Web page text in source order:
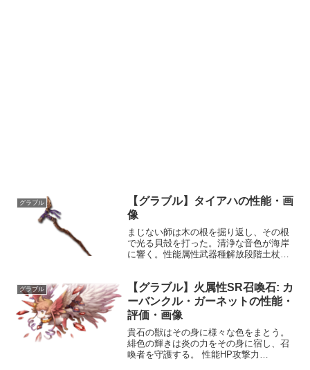
グラブル
【グラブル】タイアハの性能・画
像
まじない師は木の根を掘り返し、その根
で光る貝殻を打った。清浄な音色が海岸
に響く。性能属性武器種解放段階土杖
1,685,000ダメージ〕スキル1土の攻刃
(小...
グラブル
【グラブル】火属性SR召喚石: カ
ーバンクル・ガーネットの性能・
評価・画像
貴石の獣はその身に様々な色をまとう。
緋色の輝きは炎の力をその身に宿し、召
喚者を守護する。 性能HP攻撃力